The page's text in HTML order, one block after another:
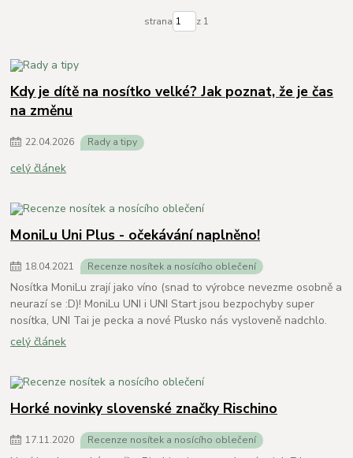
strana z 1
Kdy je dítě na nosítko velké? Jak poznat, že je čas
na změnu
22.04.2026 Rady a tipy
celý článek
MoniLu Uni Plus - očekávání naplněno!
18.04.2021 Recenze nosítek a nosícího oblečení
Nosítka MoniLu zrají jako víno (snad to výrobce nevezme osobně a
neurazí se :D)! MoniLu UNI i UNI Start jsou bezpochyby super
nosítka, UNI Tai je pecka a nové Plusko nás vysloveně nadchlo.
celý článek
Horké novinky slovenské značky Rischino
17.11.2020 Recenze nosítek a nosícího oblečení